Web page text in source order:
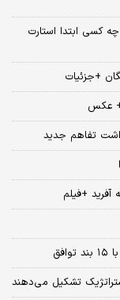
کسی ابتدا استارت
+جزئیات
+ عکس
تفاهم جدید
+فیلم
تشکیل می‌دهند